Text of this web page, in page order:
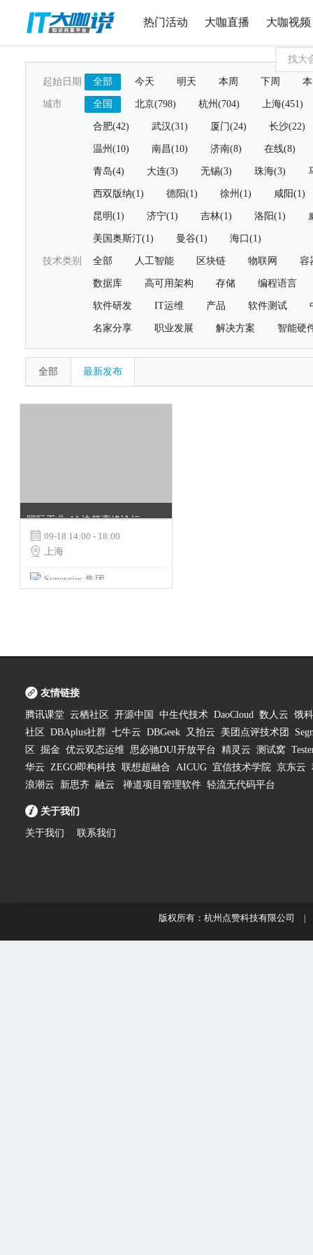
热门活动 大咖直播 大咖视频
起始日期 全部 今天 明天 本周 下周
城市 全国 北京(798) 杭州(704) 上海(451)
合肥(42) 武汉(31) 厦门(24) 长沙(22)
温州(10) 南昌(10) 济南(8) 在线(8)
青岛(4) 大连(3) 无锡(3) 珠海(3)
西双版纳(1) 德阳(1) 徐州(1) 咸阳(1)
昆明(1) 济宁(1) 吉林(1) 洛阳(1)
美国奥斯汀(1) 曼谷(1) 海口(1)
技术类别 全部 人工智能 区块链 物联网 容
数据库 高可用架构 存储 编程语言
软件研发 IT运维 产品 软件测试
名家分享 职业发展 解决方案 智能硬
全部 最新发布
国际工业 AI 决策高峰论坛
 09-18 14:00 - 18:00
 上海
Synergies 集团
友情链接
腾讯课堂 云栖社区 开源中国 中生代技术 DaoCloud 数人云 饿
社区
DBAplus社群 七牛云 DBGeek 又拍云 美团点评技术团
区
掘金 优云双态运维 思必驰DUI开放平台 精灵云 测试窝
华云 ZEGO即构科技 联想超融合 AICUG 宜信技术学院 京东云
浪潮云
新思齐 融云 禅道项目管理软件 轻流无代码平台
关于我们
关于我们 联系我们
版权所有：杭州点赞科技有限公司